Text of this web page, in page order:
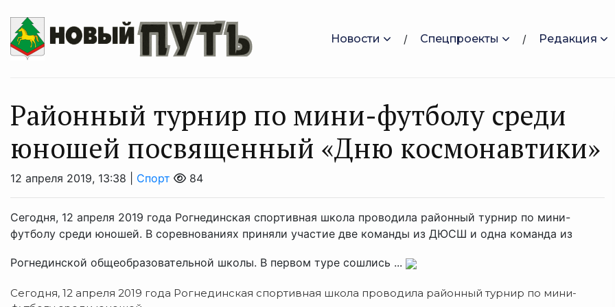
Новости Спецпроекты Редакция
Районный турнир по мини-футболу среди
юношей посвященный «Дню космонавтики»
12 апреля 2019, 13:38 | Спорт 84
Сегодня, 12 апреля 2019 года Рогнединская спортивная школа проводила районный турнир по мини-
футболу среди юношей. В соревнованиях приняли участие две команды из ДЮСШ и одна команда из
Рогнединской общеобразовательной школы. В первом туре сошлись ...
Сегодня, 12 апреля 2019 года Рогнединская спортивная школа проводила районный турнир по мини-